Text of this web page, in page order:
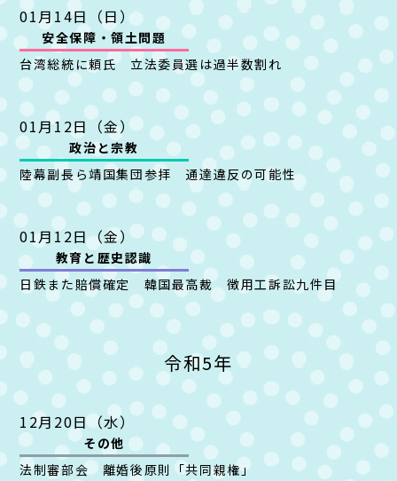
01月14日（日）
安全保障・領土問題
台湾総統に頼氏 立法委員選は過半数割れ
01月12日（金）
政治と宗教
陸幕副長ら靖国集団参拝 通達違反の可能性
01月12日（金）
教育と 歴史認識
日鉄また賠償確定 韓国最高裁 徴用工訴訟九件目
令和5年
12月20日（水）
その他
法制審部会 離婚後原則「共同親権」